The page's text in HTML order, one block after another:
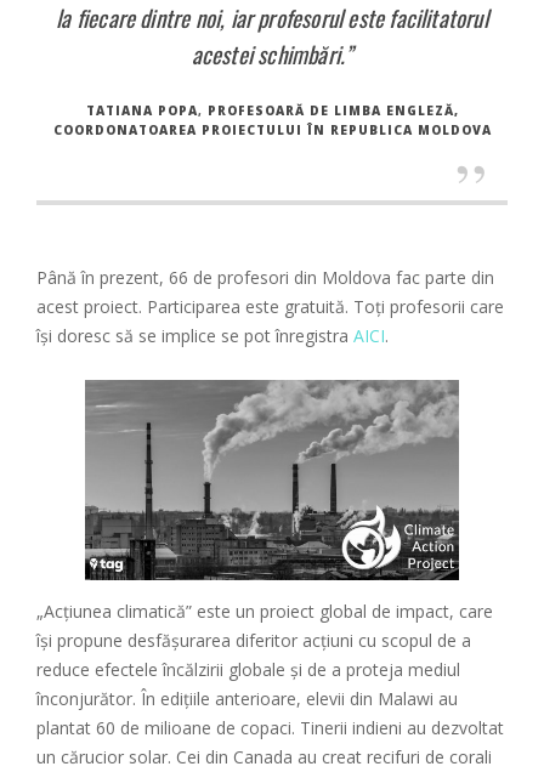
la fiecare dintre noi, iar profesorul este facilitatorul
acestei schimbări.”
TATIANA POPA, PROFESOARĂ DE LIMBA ENGLEZĂ,
COORDONATOAREA PROIECTULUI ÎN REPUBLICA MOLDOVA
Până în prezent, 66 de profesori din Moldova fac parte din
acest proiect. Participarea este gratuită. Toți profesorii care
își doresc să se implice se pot înregistra AICI.
„Acțiunea climatică” este un proiect global de impact, care
își propune desfășurarea diferitor acțiuni cu scopul de a
reduce efectele încălzirii globale și de a proteja mediul
înconjurător. În edițiile anterioare, elevii din Malawi au
plantat 60 de milioane de copaci. Tinerii indieni au dezvoltat
un cărucior solar. Cei din Canada au creat recifuri de corali